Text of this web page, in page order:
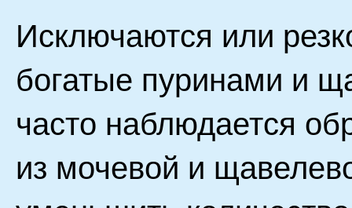
Исключаются или
богатые пуринами и
часто наблюдается
из мочевой и